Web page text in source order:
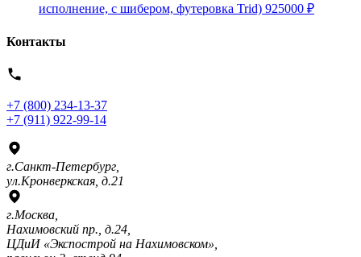
исполнение, с шибером, футеровка Trid) 925000 ₽
Контакты
+7 (800) 234-13-37
+7 (911) 922-99-14
г.Санкт-Петербург,
ул.Кронверкская, д.21
г.Москва,
Нахимовский пр., д.24,
ЦДиИ «Экспострой на Нахимовском»,